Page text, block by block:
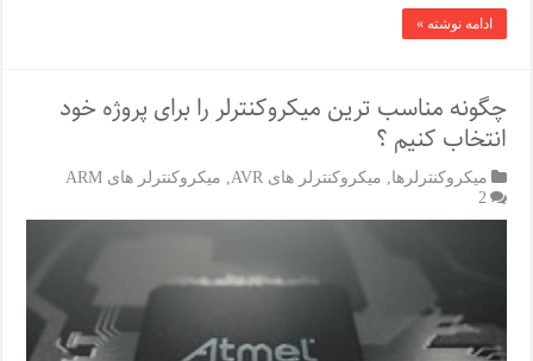
ادامه نوشته »
چگونه مناسب ترین میکروکنترلر را برای پروژه خود
انتخاب کنیم ؟
میکروکنترلرها میکروکنترلر های AVR
میکروکنترلر های ARM
2